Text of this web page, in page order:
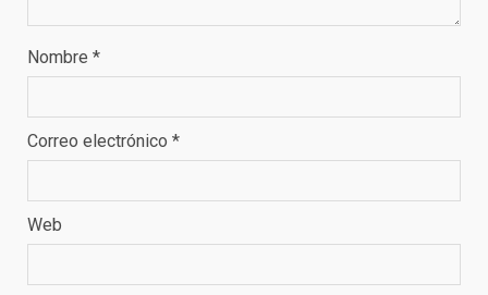
Nombre *
Correo electrónico *
Web